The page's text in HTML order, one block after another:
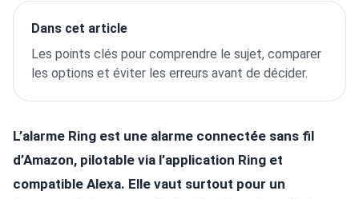
Dans cet article
Les points clés pour comprendre le sujet, comparer
les options et éviter les erreurs avant de décider.
L’alarme Ring est une alarme connectée sans fil
d’Amazon, pilotable via l’application Ring et
compatible Alexa. Elle vaut surtout pour un